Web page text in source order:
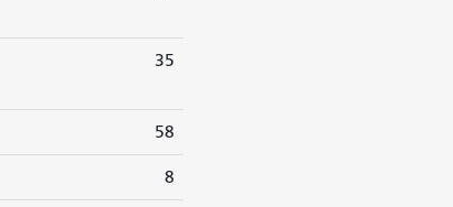
35
58
8